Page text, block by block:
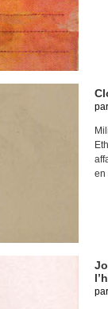
en